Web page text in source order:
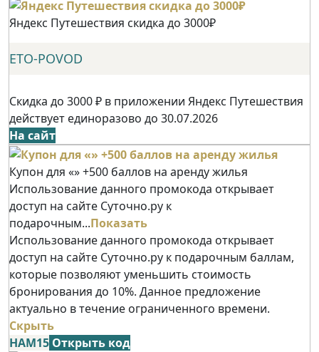
Яндекс Путешествия скидка до 3000₽
ETO-POVOD
Скидка до 3000 ₽ в приложении Яндекс Путешествия
действует единоразово до 30.07.2026
На сайт
Купон для «» +500 баллов на аренду жилья
Использование данного промокода открывает
доступ на сайте Суточно.ру к
подарочным...Показать
Использование данного промокода открывает
доступ на сайте Суточно.ру к подарочным баллам,
которые позволяют уменьшить стоимость
бронирования до 10%. Данное предложение
актуально в течение ограниченного времени.
Скрыть
НАМ15 Открыть код